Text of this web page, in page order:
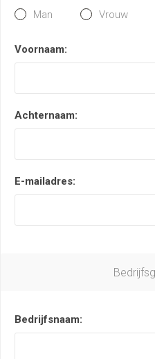
Man Vrouw
Voornaam:
Achternaam:
E-mailadres:
Bedrijfsnaam: